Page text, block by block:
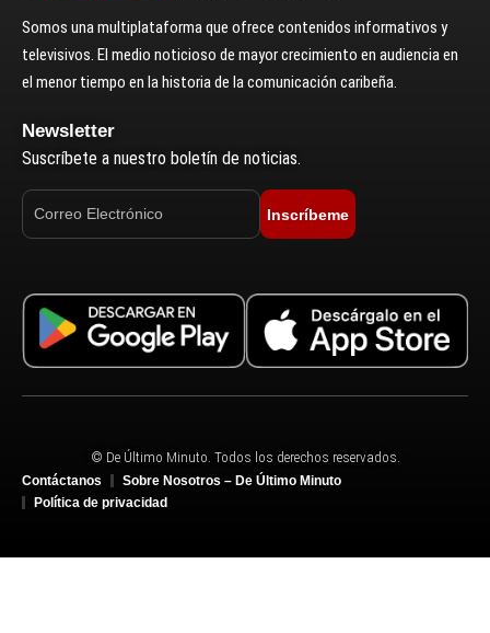
Somos una multiplataforma que ofrece contenidos informativos y
televisivos. El medio noticioso de mayor crecimiento en audiencia en
el menor tiempo en la historia de la comunicación caribeña.
Newsletter
Suscríbete a nuestro boletín de noticias.
Inscríbeme
© De Último Minuto. Todos los derechos reservados.
Contáctanos
Sobre Nosotros – De Último Minuto
Política de privacidad